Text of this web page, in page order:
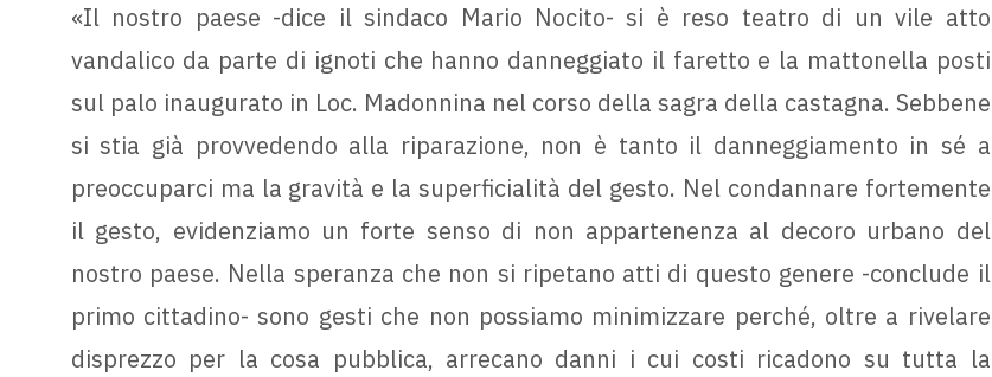
«Il nostro paese -dice il sindaco Mario Nocito- si è reso teatro di un vile atto
vandalico da parte di ignoti che hanno danneggiato il faretto e la mattonella posti
sul palo inaugurato in Loc. Madonnina nel corso della sagra della castagna. Sebbene
si stia già provvedendo alla riparazione, non è tanto il danneggiamento in sé a
preoccuparci ma la gravità e la superficialità del gesto. Nel condannare fortemente
il gesto, evidenziamo un forte senso di non appartenenza al decoro urbano del
nostro paese. Nella speranza che non si ripetano atti di questo genere -conclude il
primo cittadino- sono gesti che non possiamo minimizzare perché, oltre a rivelare
disprezzo per la cosa pubblica, arrecano danni i cui costi ricadono su tutta la